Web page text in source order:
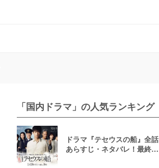
「国内ドラマ」の人気ランキング
ドラマ『テセウスの船』全話
あらすじ・ネタバレ！最終回